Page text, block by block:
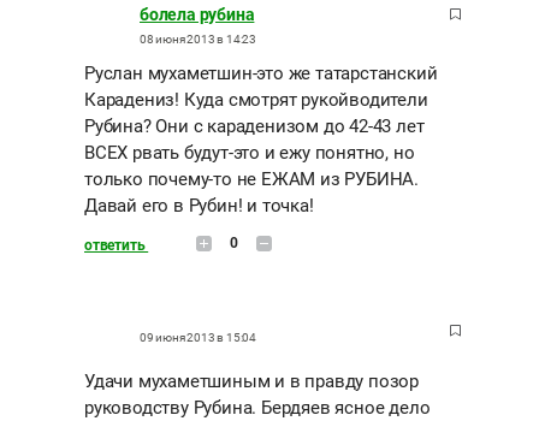
болела рубина
08 июня 2013 в 14:23
Руслан мухаметшин-это же татарстанский
Карадениз! Куда смотрят рукойводители
Рубина? Они с караденизом до 42-43 лет
ВСЕХ рвать будут-это и ежу понятно, но
только почему-то не ЕЖАМ из РУБИНА.
Давай его в Рубин! и точка!
ответить 0
09 июня 2013 в 15:04
Удачи мухаметшиным и в правду позор
руководству Рубина. Бердяев ясное дело